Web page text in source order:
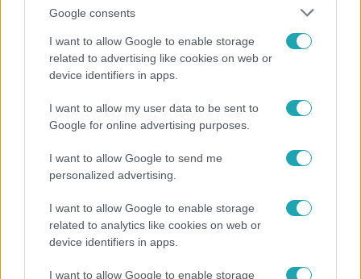
Google consents
I want to allow Google to enable storage
related to advertising like cookies on web or
device identifiers in apps.
I want to allow my user data to be sent to
Google for online advertising purposes.
I want to allow Google to send me
personalized advertising.
I want to allow Google to enable storage
related to analytics like cookies on web or
device identifiers in apps.
I want to allow Google to enable storage
Népszerű